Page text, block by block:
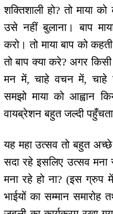
शक्तिशाली हो? तो माया
उसे नहीं बुलाना। बाप
करो। तो माया बाप को
तो बाप क्या करे? अगर
मन में, चाहे वचन में, चाहे
समझो माया को आह्वान
वायब्रेशन बहुत जल्दी
यह महा उत्सव तो बहुत
सदा रहे इसलिए उत्सव मना
मना रहे हो ना? (इस ग्रुप
भाईयों का सम्मान समारोह